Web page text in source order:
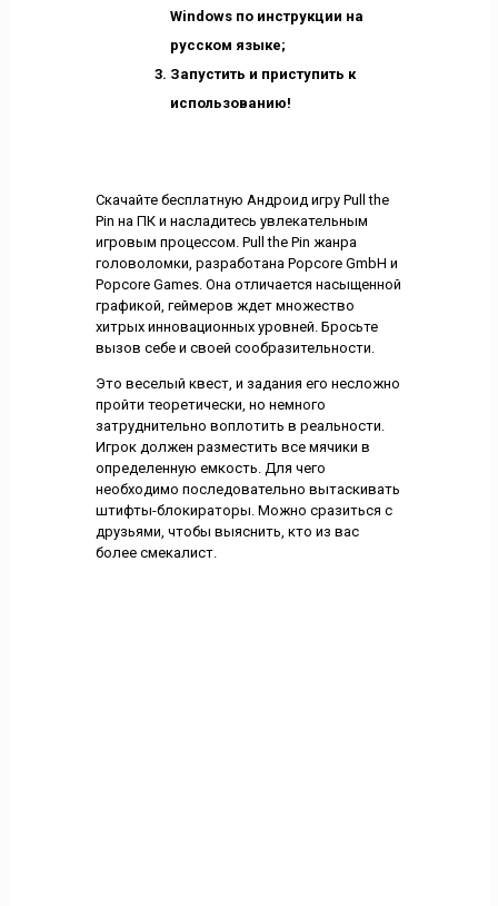
Windows по инструкции на
русском языке;
Запустить и приступить к
использованию!
Скачайте бесплатную Андроид игру Pull the
Pin на ПК и насладитесь увлекательным
игровым процессом. Pull the Pin жанра
головоломки, разработана Popcore GmbH и
Popcore Games. Она отличается насыщенной
графикой, геймеров ждет множество
хитрых инновационных уровней. Бросьте
вызов себе и своей сообразительности.
Это веселый квест, и задания его несложно
пройти теоретически, но немного
затруднительно воплотить в реальности.
Игрок должен разместить все мячики в
определенную емкость. Для чего
необходимо последовательно вытаскивать
штифты-блокираторы. Можно сразиться с
друзьями, чтобы выяснить, кто из вас
более смекалист.